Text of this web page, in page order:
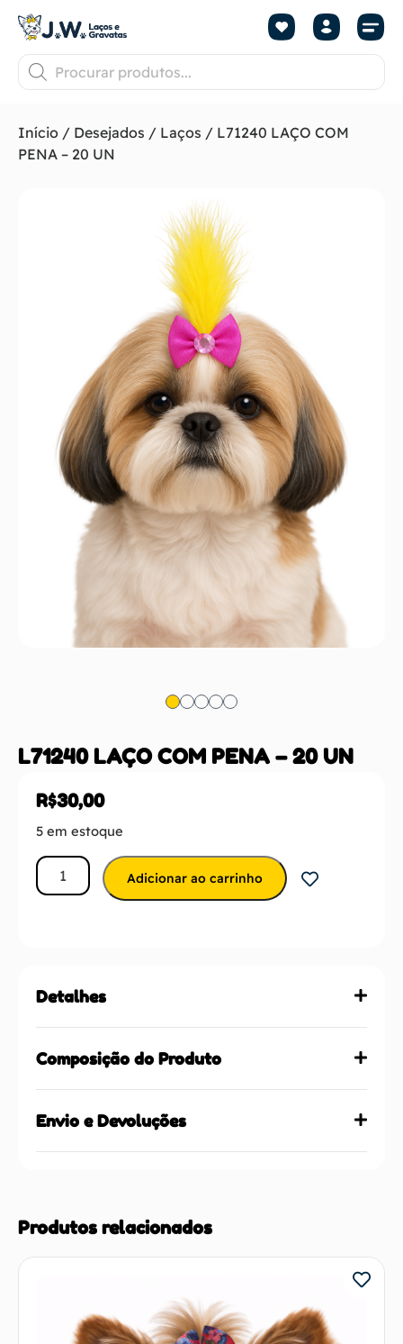
Início / Desejados / Laços / L71240 LAÇO COM
PENA – 20 UN
L71240 LAÇO COM PENA – 20 UN
R$30,00
5 em estoque
Adicionar ao carrinho
Detalhes
Composição do Produto
Envio e Devoluções
Produtos relacionados